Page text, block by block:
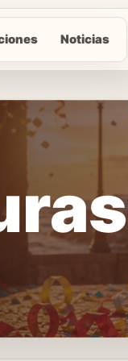
Noticias